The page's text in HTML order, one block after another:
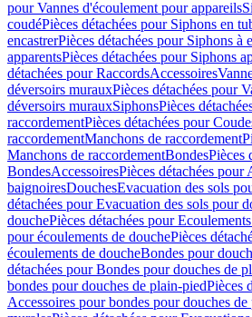
pour Vannes d'écoulement pour appareils
coudéPièces détachées pour Siphons en
encastrerPièces détachées pour Siphons à
apparentsPièces détachées pour Siphons
détachées pour RaccordsAccessoires
déversoirs murauxPièces détachées pour
déversoirs murauxSiphonsPièces
raccordementPièces détachées pour
raccordementManchons de raccordement
Manchons de raccordementBondesPièces
BondesAccessoiresPièces détachées pour
baignoiresDouchesEvacuation des sols
détachées pour Evacuation des sols pour
douchePièces détachées pour
pour écoulements de douchePièces
écoulements de doucheBondes pour
détachées pour Bondes pour douches de
bondes pour douches de plain-piedPièces
Accessoires pour bondes pour douches